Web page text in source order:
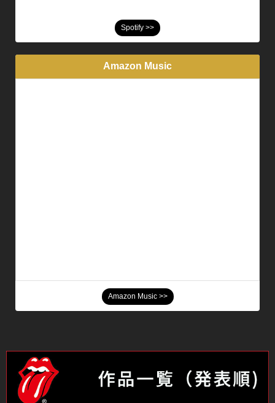
Spotify >>
Amazon Music
Amazon Music >>